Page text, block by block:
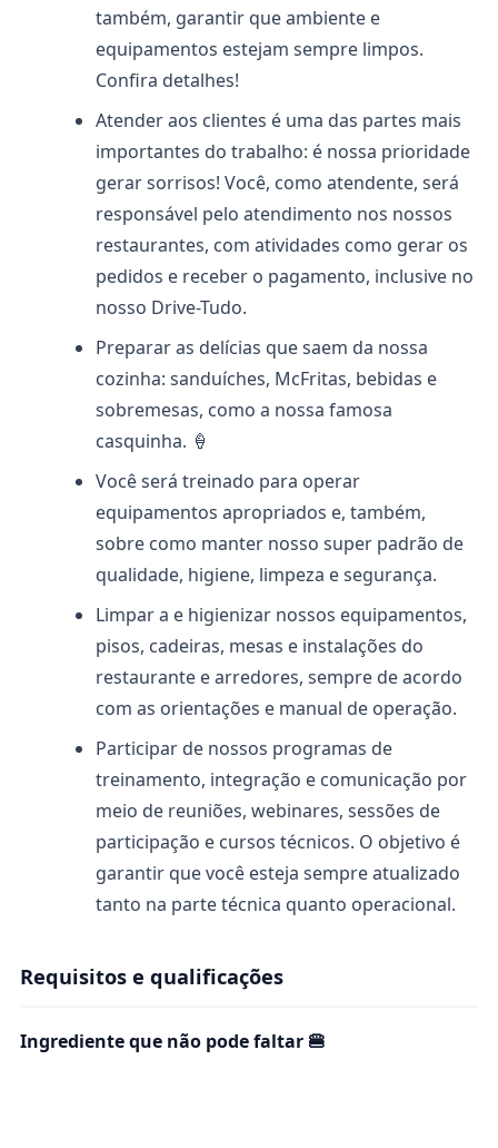
também, garantir que ambiente e
equipamentos estejam sempre limpos.
Confira detalhes!
Atender aos clientes é uma das partes mais
importantes do trabalho: é nossa prioridade
gerar sorrisos! Você, como atendente, será
responsável pelo atendimento nos nossos
restaurantes, com atividades como gerar os
pedidos e receber o pagamento, inclusive no
nosso Drive-Tudo.
Preparar as delícias que saem da nossa
cozinha: sanduíches, McFritas, bebidas e
sobremesas, como a nossa famosa
casquinha. 🍦
Você será treinado para operar
equipamentos apropriados e, também,
sobre como manter nosso super padrão de
qualidade, higiene, limpeza e segurança.
Limpar a e higienizar nossos equipamentos,
pisos, cadeiras, mesas e instalações do
restaurante e arredores, sempre de acordo
com as orientações e manual de operação.
Participar de nossos programas de
treinamento, integração e comunicação por
meio de reuniões, webinares, sessões de
participação e cursos técnicos. O objetivo é
garantir que você esteja sempre atualizado
tanto na parte técnica quanto operacional.
Requisitos e qualificações
Ingrediente que não pode faltar 🍔